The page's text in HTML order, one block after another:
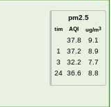
pm2.5
tim AQI ug/m3
37.8
9.1
1
37.2
8.9
3
32.2
7.7
24 36.6 8.8